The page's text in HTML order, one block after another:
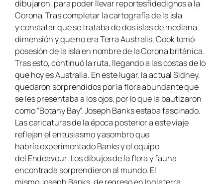
dibujaron, para poder llevar reportesfidedignos a la
Corona. Tras completar la cartografía de la isla
y constatar que se trataba de dos islas de mediana
dimensión y que no era Terra Australis,Cook tomó
posesión de la isla en nombre de la Corona británica.
Tras esto, continuó la ruta, llegando a las costas de lo
que hoy es Australia. En este lugar, la actual Sidney,
quedaron sorprendidos por la flora abundante que
se les presentaba a los ojos, por lo que la bautizaron
como “Botany Bay”. Joseph Banks estaba fascinado.
Las caricaturas de la época posterior a este viaje
reflejan el entusiasmo y asombro que
habría experimentado Banks y el equipo
del Endeavour. Los dibujos de la flora y fauna
encontrada sorprendieron al mundo. El